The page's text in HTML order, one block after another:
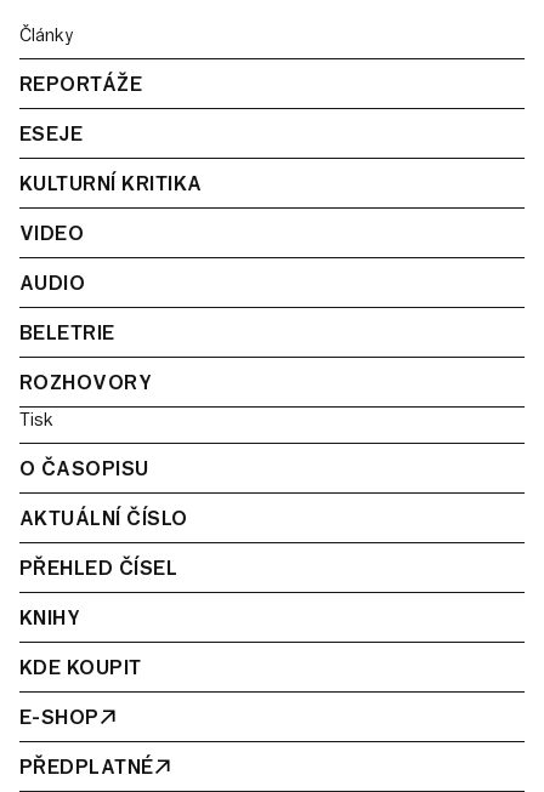
Články
REPORTÁŽE
ESEJE
KULTURNÍ KRITIKA
VIDEO
AUDIO
BELETRIE
ROZHOVORY
Tisk
O ČASOPISU
AKTUÁLNÍ ČÍSLO
PŘEHLED ČÍSEL
KNIHY
KDE KOUPIT
E-SHOP
PŘEDPLATNÉ